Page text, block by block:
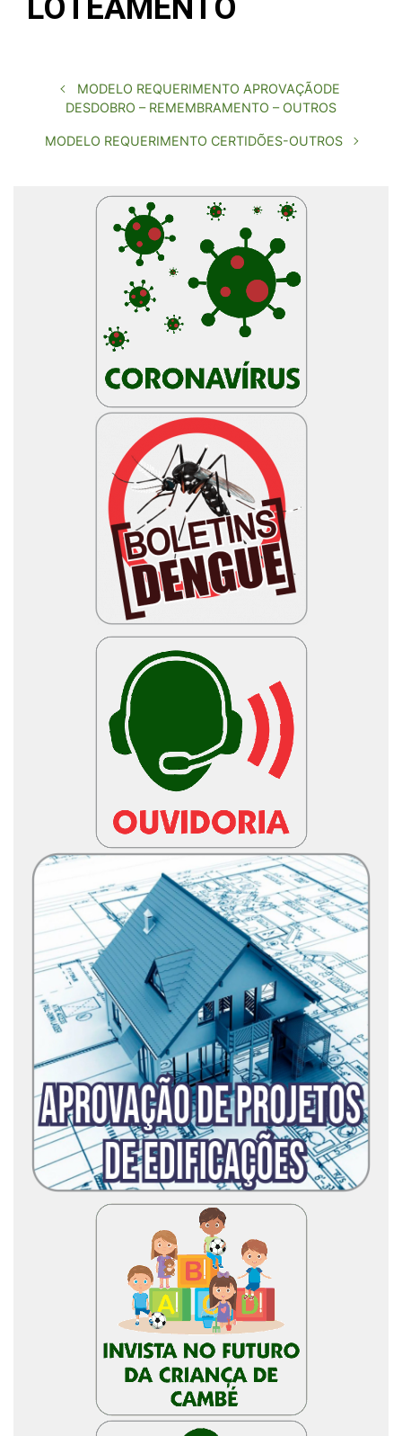
LOTEAMENTO
MODELO REQUERIMENTO APROVAÇÃODE
DESDOBRO – REMEMBRAMENTO – OUTROS
MODELO REQUERIMENTO CERTIDÕES-OUTROS